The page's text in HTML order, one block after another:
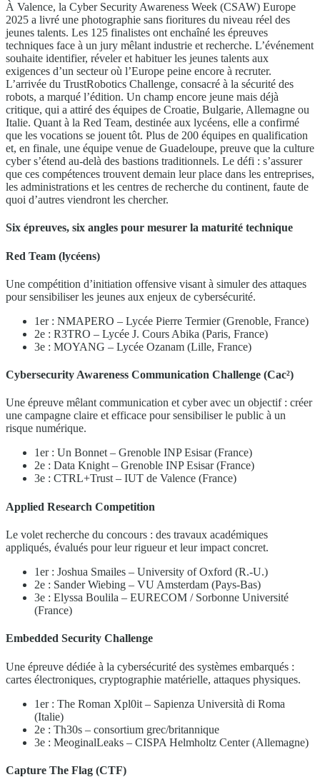
À Valence, la Cyber Security Awareness Week (CSAW) Europe
2025 a livré une photographie sans fioritures du niveau réel des
jeunes talents. Les 125 finalistes ont enchaîné les épreuves
techniques face à un jury mêlant industrie et recherche. L’événement
souhaite identifier, réveler et habituer les jeunes talents aux
exigences d’un secteur où l’Europe peine encore à recruter.
L’arrivée du TrustRobotics Challenge, consacré à la sécurité des
robots, a marqué l’édition. Un champ encore jeune mais déjà
critique, qui a attiré des équipes de Croatie, Bulgarie, Allemagne ou
Italie. Quant à la Red Team, destinée aux lycéens, elle a confirmé
que les vocations se jouent tôt. Plus de 200 équipes en qualification
et, en finale, une équipe venue de Guadeloupe, preuve que la culture
cyber s’étend au-delà des bastions traditionnels. Le défi : s’assurer
que ces compétences trouvent demain leur place dans les entreprises,
les administrations et les centres de recherche du continent, faute de
quoi d’autres viendront les chercher.
Six épreuves, six angles pour mesurer la maturité technique
Red Team (lycéens)
Une compétition d’initiation offensive visant à simuler des attaques
pour sensibiliser les jeunes aux enjeux de cybersécurité.
1er : NMAPERO – Lycée Pierre Termier (Grenoble, France)
2e : R3TRO – Lycée J. Cours Abika (Paris, France)
3e : MOYANG – Lycée Ozanam (Lille, France)
Cybersecurity Awareness Communication Challenge (Cac²)
Une épreuve mêlant communication et cyber avec un objectif : créer
une campagne claire et efficace pour sensibiliser le public à un
risque numérique.
1er : Un Bonnet – Grenoble INP Esisar (France)
2e : Data Knight – Grenoble INP Esisar (France)
3e : CTRL+Trust – IUT de Valence (France)
Applied Research Competition
Le volet recherche du concours : des travaux académiques
appliqués, évalués pour leur rigueur et leur impact concret.
1er : Joshua Smailes – University of Oxford (R.-U.)
2e : Sander Wiebing – VU Amsterdam (Pays-Bas)
3e : Elyssa Boulila – EURECOM / Sorbonne Université
(France)
Embedded Security Challenge
Une épreuve dédiée à la cybersécurité des systèmes embarqués :
cartes électroniques, cryptographie matérielle, attaques physiques.
1er : The Roman Xpl0it – Sapienza Università di Roma
(Italie)
2e : Th30s – consortium grec/britannique
3e : MeoginalLeaks – CISPA Helmholtz Center (Allemagne)
Capture The Flag (CTF)